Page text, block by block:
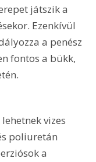
játszik a
Ezenkívül
a penész
fontos a bükk,
vizes
poliuretán
a